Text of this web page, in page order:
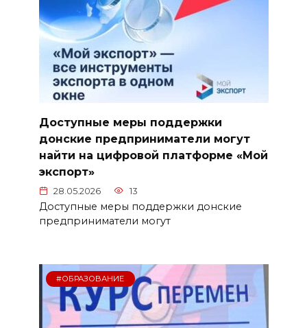
Доступные меры поддержки
донские предприниматели могут
найти на цифровой платформе «Мой
экспорт»
28.05.2026 13
Доступные меры поддержки донские
предприниматели могут
#ОБРАЗОВАНИЕ